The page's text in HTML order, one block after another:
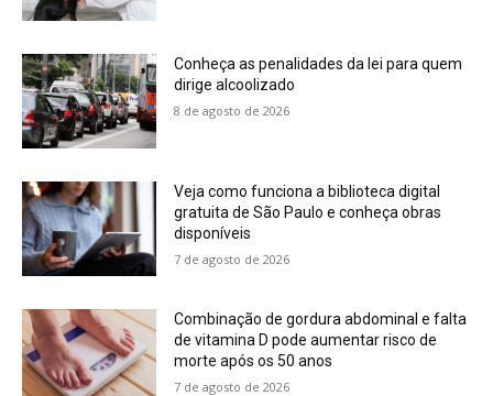
Conheça as penalidades da lei para quem
dirige alcoolizado
8 de agosto de 2026
Veja como funciona a biblioteca digital
gratuita de São Paulo e conheça obras
disponíveis
7 de agosto de 2026
Combinação de gordura abdominal e falta
de vitamina D pode aumentar risco de
morte após os 50 anos
7 de agosto de 2026